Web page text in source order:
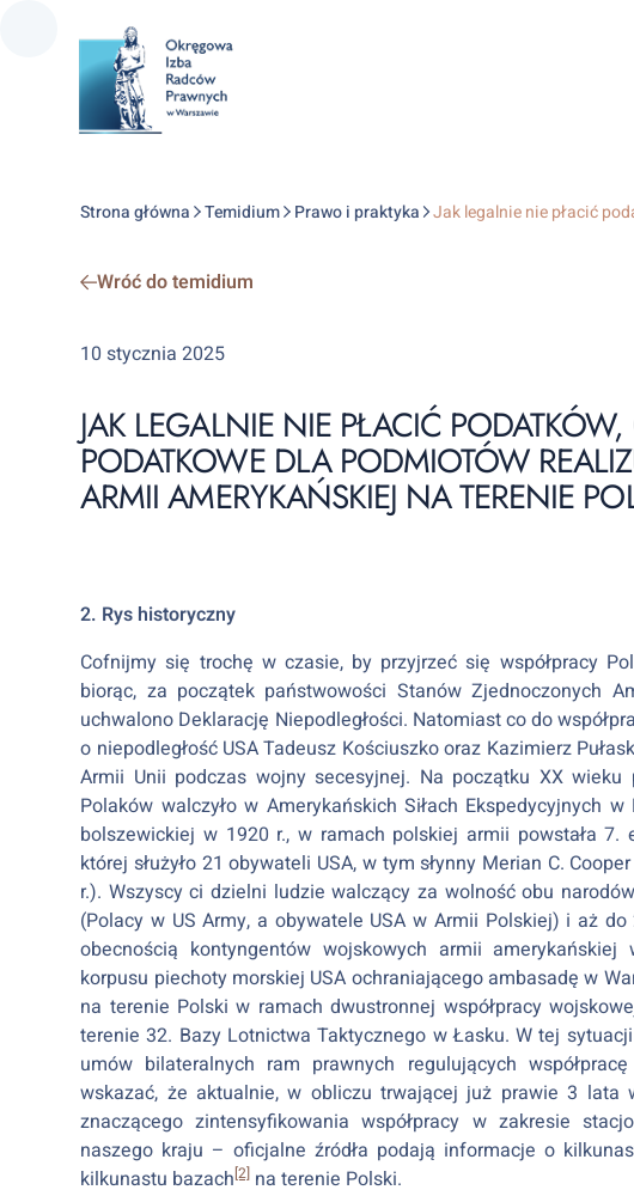
Strona główna Temidium Prawo i praktyka Jak legalnie nie płacić
Wróć do temidium
10 stycznia 2025
JAK LEGALNIE NIE PŁACIĆ PODATKÓW,
PODATKOWE DLA PODMIOTÓW
ARMII AMERYKAŃSKIEJ NA TERENIE
2. Rys historyczny
Cofnijmy się trochę w czasie, by przyjrzeć się współpracy
biorąc, za początek państwowości Stanów Zjednoczonych
uchwalono Deklarację Niepodległości. Natomiast co do
o niepodległość USA Tadeusz Kościuszko oraz Kazimierz
Armii Unii podczas wojny secesyjnej. Na początku XX
Polaków walczyło w Amerykańskich Siłach Ekspedycyjnych
bolszewickiej w 1920 r., w ramach polskiej armii powstała
której służyło 21 obywateli USA, w tym słynny Merian C.
r.). Wszyscy ci dzielni ludzie walczący za wolność obu
(Polacy w US Army, a obywatele USA w Armii Polskiej) i aż
obecnością kontyngentów wojskowych armii
korpusu piechoty morskiej USA ochraniającego ambasadę w
na terenie Polski w ramach dwustronnej współpracy
terenie 32. Bazy Lotnictwa Taktycznego w Łasku. W tej
umów bilateralnych ram prawnych regulujących
wskazać, że aktualnie, w obliczu trwającej już prawie 3 lata
znaczącego zintensyfikowania współpracy w zakresie
naszego kraju – oficjalne źródła podają informacje o
kilkunastu bazach[2] na terenie Polski.